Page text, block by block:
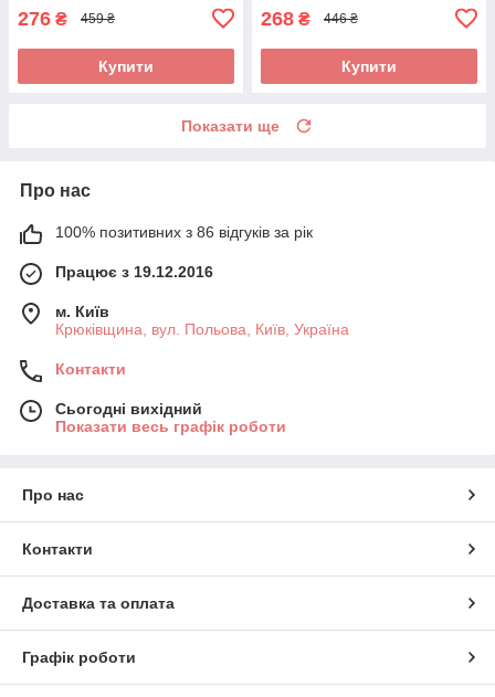
276 ₴ 459 ₴
Купити
268 ₴ 446 ₴
Купити
Показати ще
Про нас
100% позитивних з 86 відгуків за рік
Працює з 19.12.2016
м. Київ
Крюківщина, вул. Польова, Київ, Україна
Контакти
Сьогодні вихідний
Показати весь графік роботи
Про нас
Контакти
Доставка та оплата
Графік роботи